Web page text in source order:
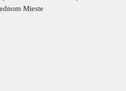
Mieste